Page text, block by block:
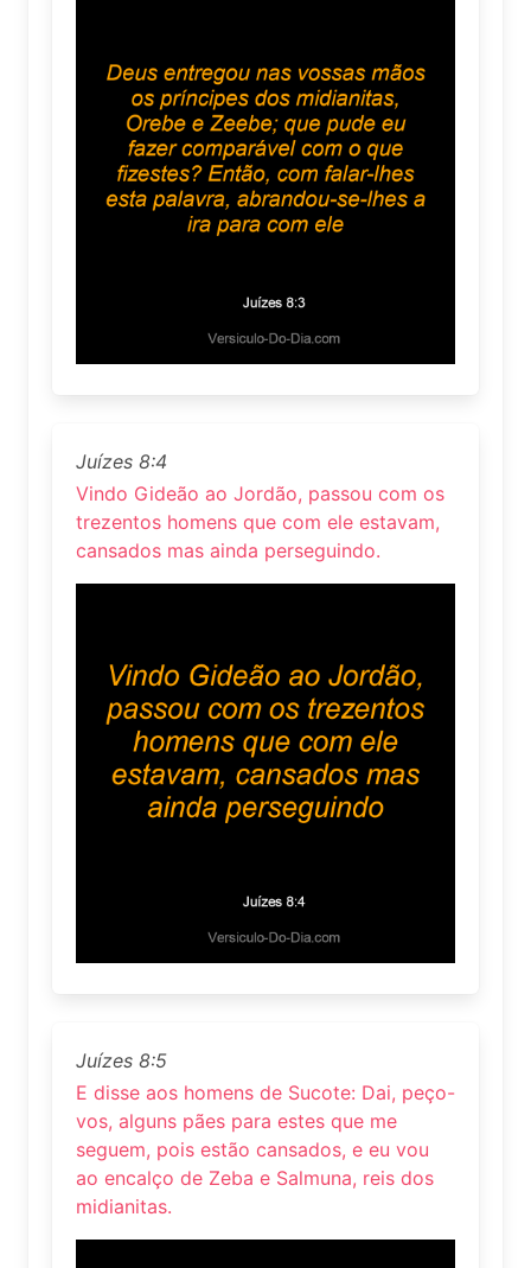
Juízes 8:4
Vindo Gideão ao Jordão, passou com os
trezentos homens que com ele estavam,
cansados mas ainda perseguindo.
Juízes 8:5
E disse aos homens de Sucote: Dai, peço-
vos, alguns pães para estes que me
seguem, pois estão cansados, e eu vou
ao encalço de Zeba e Salmuna, reis dos
midianitas.